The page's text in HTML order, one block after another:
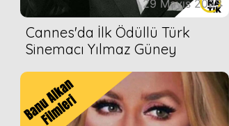
29 Mayıs 2023
Cannes'da İlk Ödüllü Türk
Sinemacı Yılmaz Güney